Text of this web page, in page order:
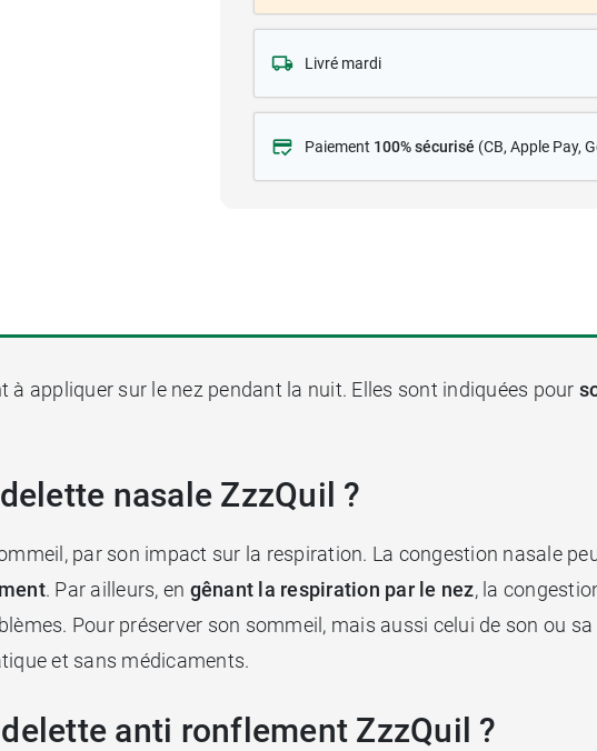
Livré mardi
Paiement 100% sécurisé (CB, Apple Pay,
à appliquer sur le nez pendant la nuit. Elles sont indiquées pour
nasale ZzzQuil ?
par son impact sur la respiration. La congestion nasale
. Par ailleurs, en gênant la respiration par le nez, la
Pour préserver son sommeil, mais aussi celui de son ou
et sans médicaments.
anti ronflement ZzzQuil ?